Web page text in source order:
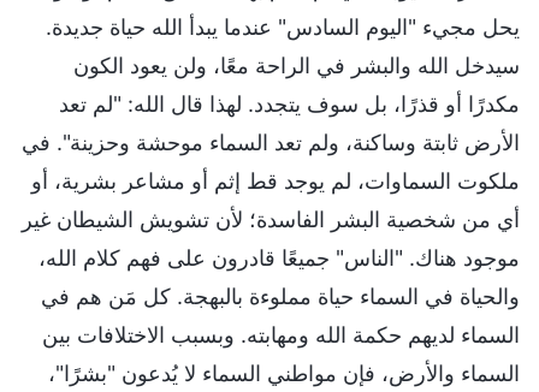
يحل مجيء "اليوم السادس" عندما يبدأ الله حياة جديدة.
سيدخل الله والبشر في الراحة معًا، ولن يعود الكون
مكدرًا أو قذرًا، بل سوف يتجدد. لهذا قال الله: "لم تعد
الأرض ثابتة وساكنة، ولم تعد السماء موحشة وحزينة". في
ملكوت السماوات، لم يوجد قط إثم أو مشاعر بشرية، أو
أي من شخصية البشر الفاسدة؛ لأن تشويش الشيطان غير
موجود هناك. "الناس" جميعًا قادرون على فهم كلام الله،
والحياة في السماء حياة مملوءة بالبهجة. كل مَن هم في
السماء لديهم حكمة الله ومهابته. وبسبب الاختلافات بين
السماء والأرض، فإن مواطني السماء لا يُدعون "بشرًا"،